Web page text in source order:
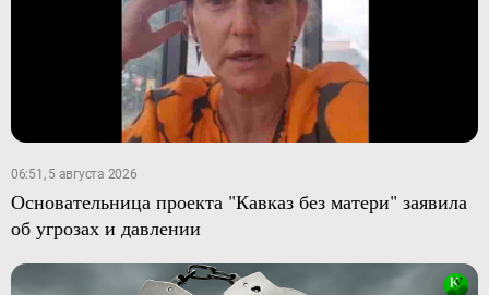
06:51, 5 августа 2026
Основательница проекта "Кавказ без матери" заявила
об угрозах и давлении